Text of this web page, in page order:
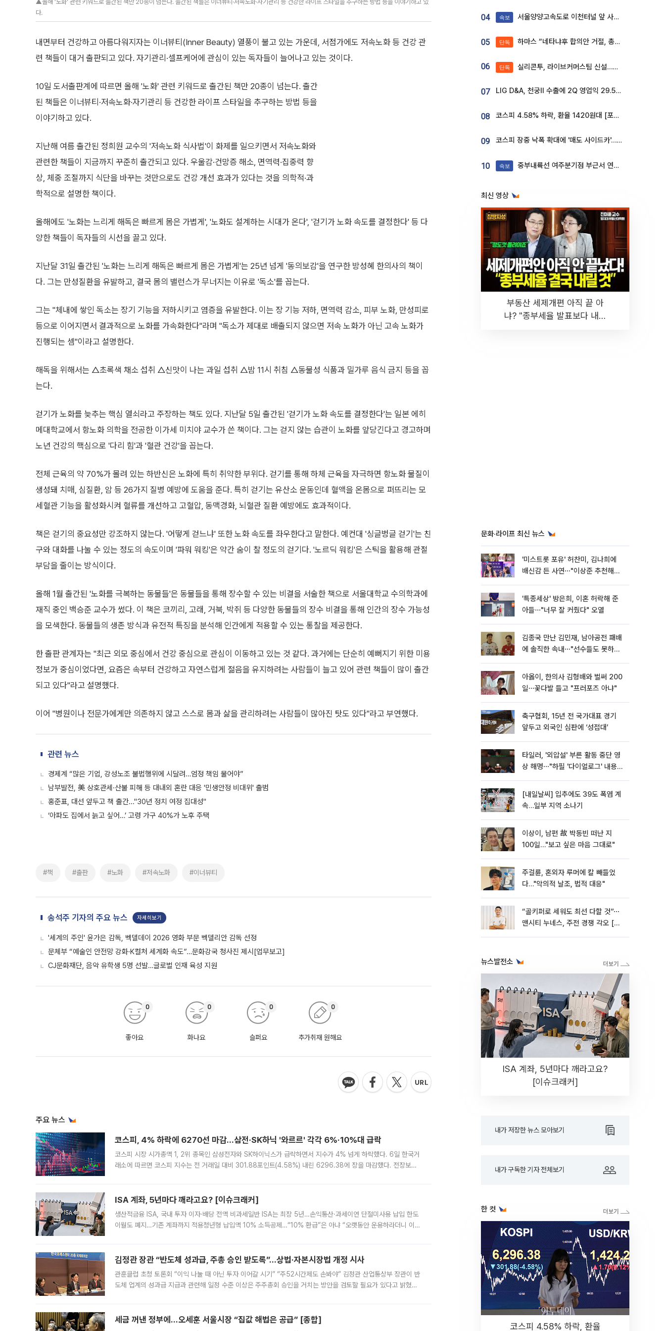
▲올해 '노화' 관련 키워드로 출간된 책만 20종이 넘는다. 출간된 책들은 이너뷰티·저속노화·자기관리 등 건강한 라이프 스타일을 추구하는 방법 등을 이야기하고 있
다.
내면부터 건강하고 아름다워지자는 이너뷰티(Inner Beauty) 열풍이 불고 있는 가운데, 서점가에도 저속노화 등 건강 관
련 책들이 대거 출판되고 있다. 자기관리·셀프케어에 관심이 있는 독자들이 늘어나고 있는 것이다.
10일 도서출판계에 따르면 올해 '노화' 관련 키워드로 출간된 책만 20종이 넘는다. 출간
된 책들은 이너뷰티·저속노화·자기관리 등 건강한 라이프 스타일을 추구하는 방법 등을
이야기하고 있다.
지난해 여름 출간된 정희원 교수의 '저속노화 식사법'이 화제를 일으키면서 저속노화와
관련한 책들이 지금까지 꾸준히 출간되고 있다. 우울감·건망증 해소, 면역력·집중력 향
상, 체중 조절까지 식단을 바꾸는 것만으로도 건강 개선 효과가 있다는 것을 의학적·과
학적으로 설명한 책이다.
올해에도 '노화는 느리게 해독은 빠르게 몸은 가볍게', '노화도 설계하는 시대가 온다', '걷기가 노화 속도를 결정한다' 등 다
양한 책들이 독자들의 시선을 끌고 있다.
지난달 31일 출간된 '노화는 느리게 해독은 빠르게 몸은 가볍게'는 25년 넘게 '동의보감'을 연구한 방성혜 한의사의 책이
다. 그는 만성질환을 유발하고, 결국 몸의 밸런스가 무너지는 이유로 '독소'를 꼽는다.
그는 "체내에 쌓인 독소는 장기 기능을 저하시키고 염증을 유발한다. 이는 장 기능 저하, 면역력 감소, 피부 노화, 만성피로
등으로 이어지면서 결과적으로 노화를 가속화한다"라며 "독소가 제대로 배출되지 않으면 저속 노화가 아닌 고속 노화가
진행되는 셈"이라고 설명한다.
해독을 위해서는 △초록색 채소 섭취 △신맛이 나는 과일 섭취 △밤 11시 취침 △동물성 식품과 밀가루 음식 금지 등을 꼽
는다.
걷기가 노화를 늦추는 핵심 열쇠라고 주장하는 책도 있다. 지난달 5일 출간된 '걷기가 노화 속도를 결정한다'는 일본 에히
메대학교에서 항노화 의학을 전공한 이가세 미치야 교수가 쓴 책이다. 그는 걷지 않는 습관이 노화를 앞당긴다고 경고하며
노년 건강의 핵심으로 '다리 힘'과 '혈관 건강'을 꼽는다.
전체 근육의 약 70%가 몰려 있는 하반신은 노화에 특히 취약한 부위다. 걷기를 통해 하체 근육을 자극하면 항노화 물질이
생성돼 치매, 심질환, 암 등 26가지 질병 예방에 도움을 준다. 특히 걷기는 유산소 운동인데 혈액을 온몸으로 퍼뜨리는 모
세혈관 기능을 활성화시켜 혈류를 개선하고 고혈압, 동맥경화, 뇌혈관 질환 예방에도 효과적이다.
책은 걷기의 중요성만 강조하지 않는다. '어떻게 걷느냐' 또한 노화 속도를 좌우한다고 말한다. 예컨대 '싱글벙글 걷기'는 친
구와 대화를 나눌 수 있는 정도의 속도이며 '파워 워킹'은 약간 숨이 찰 정도의 걷기다. '노르딕 워킹'은 스틱을 활용해 관절
부담을 줄이는 방식이다.
올해 1월 출간된 '노화를 극복하는 동물들'은 동물들을 통해 장수할 수 있는 비결을 서술한 책으로 서울대학교 수의학과에
재직 중인 백승준 교수가 썼다. 이 책은 코끼리, 고래, 거북, 박쥐 등 다양한 동물들의 장수 비결을 통해 인간의 장수 가능성
을 모색한다. 동물들의 생존 방식과 유전적 특징을 분석해 인간에게 적용할 수 있는 통찰을 제공한다.
한 출판 관계자는 "최근 외모 중심에서 건강 중심으로 관심이 이동하고 있는 것 같다. 과거에는 단순히 예뻐지기 위한 미용
정보가 중심이었다면, 요즘은 속부터 건강하고 자연스럽게 젊음을 유지하려는 사람들이 늘고 있어 관련 책들이 많이 출간
되고 있다"라고 설명했다.
이어 "병원이나 전문가에게만 의존하지 않고 스스로 몸과 삶을 관리하려는 사람들이 많아진 탓도 있다"라고 부연했다.
관련 뉴스
경제계 “많은 기업, 강성노조 불법행위에 시달려…엄정 책임 물어야”
남부발전, 美 상호관세·산불 피해 등 대내외 혼란 대응 '민생안정 비대위' 출범
홍준표, 대선 앞두고 책 출간..."30년 정치 여정 집대성"
‘아파도 집에서 늙고 싶어…’ 고령 가구 40%가 노후 주택
#책 #출판 #노화 #저속노화 #이너뷰티
송석주 기자의 주요 뉴스 자세히보기
'세계의 주인' 윤가은 감독, 벡델데이 2026 영화 부문 벡델리안 감독 선정
문체부 “예술인 안전망 강화·K컬처 세계화 속도”…문화강국 청사진 제시[업무보고]
CJ문화재단, 음악 유학생 5명 선발…글로벌 인재 육성 지원
좋아요
0
화나요
0
슬퍼요
0
추가취재 원해요
0
주요 뉴스
코스피, 4% 하락에 6270선 마감…삼전·SK하닉 '와르르' 각각 6%·10%대 급락
코스피 시장 시가총액 1, 2위 종목인 삼성전자와 SK하이닉스가 급락하면서 지수가 4% 넘게 하락했다. 6일 한국거
래소에 따르면 코스피 지수는 전 거래일 대비 301.88포인트(4.58%) 내린 6296.38에 장을 마감했다. 전장보다
ISA 계좌, 5년마다 깨라고요? [이슈크래커]
생산적금융 ISA, 국내 투자 이자·배당 전액 비과세일반 ISA는 최장 5년…손익통산·과세이연 단절미사용 납입 한도
이월도 폐지…기존 계좌까지 적용청년형 납입액 10% 소득공제…“10% 환급”은 아냐 “오랫동안 운용하라더니 이제
김정관 장관 “반도체 성과급, 주총 승인 받도록”…상법·자본시장법 개정 시사
관훈클럽 초청 토론회 “이익 나눌 때 아닌 투자 이어갈 시기” “주52시간제도 손봐야” 김정관 산업통상부 장관이 반
도체 업계의 성과급 지급과 관련해 일정 수준 이상은 주주총회 승인을 거치는 방안을 검토할 필요가 있다고 밝혔다.
세금 꺼낸 정부에…오세훈 서울시장 “집값 해법은 공급” [종합]
04 속보 서울양양고속도로 이천터널 앞 사고 발생
05 단독 하마스 “네타냐후 합의안 거절, 총선 앞두고 시간 끌기”
06 단독 실리콘투, 라이브커머스팀 신설…K뷰티 ‘글로벌 판매망’ 확대[K뷰티 라방戰]
07 LIG D&A, 천궁Ⅱ 수출에 2Q 영업익 29.5%↑…수주잔고 24.6조 [종합]
08 코스피 4.58% 하락, 환율 1420원대 [포토]
09 코스피 장중 낙폭 확대에 '매도 사이드카'…외인 2.8조'팔자'· 개인 3.1조 '사자'
10 속보 중부내륙선 여주분기점 부근서 연이은 추돌사고 발생
최신 영상
부동산 세제개편 아직 끝 아
냐? "종부세율 발표보다 내릴
문화·라이프 최신 뉴스
'미스트롯 포유' 허찬미, 김나희에
배신감 든 사연⋯"이상준 추천해주
'특종세상' 방은희, 이혼 허락해 준
아들⋯"너무 잘 커줬다" 오열
김종국 만난 김민재, 남아공전 패배
에 솔직한 속내⋯"선수들도 못하긴
아옳이, 한의사 김형배와 벌써 200
일⋯꽃다발 들고 "프러포즈 아냐"
축구협회, 15년 전 국가대표 경기
앞두고 외국인 심판에 ‘성접대’
타일러, '외압설' 부른 활동 중단 영
상 해명⋯"하필 '다이얼로그' 내용이
[내일날씨] 입추에도 39도 폭염 계
속…일부 지역 소나기
이상이, 남편 故 박동빈 떠난 지
100일…"보고 싶은 마음 그대로"
주걸륜, 혼외자 루머에 칼 빼들었
다…"악의적 날조, 법적 대응"
“골키퍼로 세워도 최선 다할 것”⋯
맨시티 누네스, 주전 경쟁 각오 [인
뉴스발전소
ISA 계좌, 5년마다 깨라고요?
[이슈크래커]
내가 저장한 뉴스 모아보기
내가 구독한 기자 전체보기
한 컷
코스피 4.58% 하락, 환율